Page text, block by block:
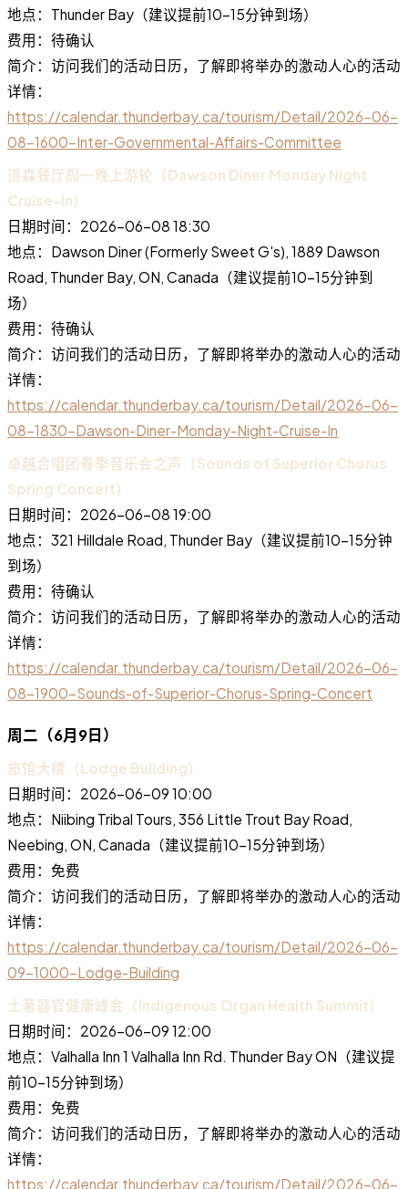
地点：Thunder Bay（建议提前10-15分钟到场）
费用：待确认
简介：访问我们的活动日历，了解即将举办的激动人心的活动
详情：
https://calendar.thunderbay.ca/tourism/Detail/2026-06-
08-1600-Inter-Governmental-Affairs-Committee
道森餐厅周一晚上游轮（Dawson Diner Monday Night
Cruise-In）
日期时间：2026-06-08 18:30
地点：Dawson Diner (Formerly Sweet G's), 1889 Dawson
Road, Thunder Bay, ON, Canada（建议提前10-15分钟到
场）
费用：待确认
简介：访问我们的活动日历，了解即将举办的激动人心的活动
详情：
https://calendar.thunderbay.ca/tourism/Detail/2026-06-
08-1830-Dawson-Diner-Monday-Night-Cruise-In
卓越合唱团春季音乐会之声（Sounds of Superior Chorus
Spring Concert）
日期时间：2026-06-08 19:00
地点：321 Hilldale Road, Thunder Bay（建议提前10-15分钟
到场）
费用：待确认
简介：访问我们的活动日历，了解即将举办的激动人心的活动
详情：
https://calendar.thunderbay.ca/tourism/Detail/2026-06-
08-1900-Sounds-of-Superior-Chorus-Spring-Concert
周二（6月9日）
旅馆大楼（Lodge Building）
日期时间：2026-06-09 10:00
地点：Niibing Tribal Tours, 356 Little Trout Bay Road,
Neebing, ON, Canada（建议提前10-15分钟到场）
费用：免费
简介：访问我们的活动日历，了解即将举办的激动人心的活动
详情：
https://calendar.thunderbay.ca/tourism/Detail/2026-06-
09-1000-Lodge-Building
土著器官健康峰会（Indigenous Organ Health Summit）
日期时间：2026-06-09 12:00
地点：Valhalla Inn 1 Valhalla Inn Rd. Thunder Bay ON（建议提
前10-15分钟到场）
费用：免费
简介：访问我们的活动日历，了解即将举办的激动人心的活动
详情：
https://calendar.thunderbay.ca/tourism/Detail/2026-06-